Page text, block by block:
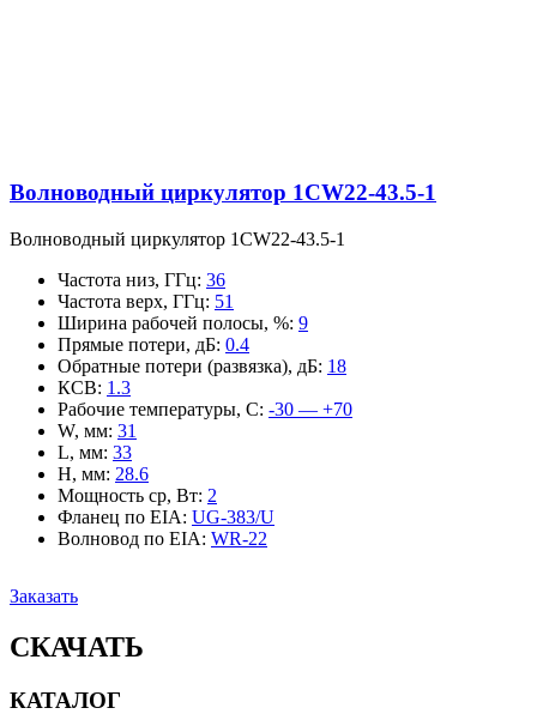
Волноводный циркулятор 1CW22-43.5-1
Волноводный циркулятор 1CW22-43.5-1
Частота низ, ГГц: 36
Частота верх, ГГц: 51
Ширина рабочей полосы, %: 9
Прямые потери, дБ: 0.4
Обратные потери (развязка), дБ: 18
КСВ: 1.3
Рабочие температуры, С: -30 — +70
W, мм: 31
L, мм: 33
H, мм: 28.6
Мощность ср, Вт: 2
Фланец по EIA: UG-383/U
Волновод по EIA: WR-22
Заказать
СКАЧАТЬ
КАТАЛОГ